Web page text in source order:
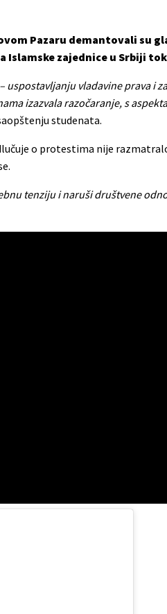
Pazaru demantovali su
zajednice u Srbiji
uspostavljanju vladavine prava
izazvala razočaranje, s
studenata.
o protestima nije
tenziju i naruši društvene